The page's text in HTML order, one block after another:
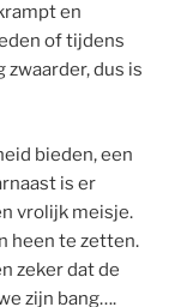
en
of tijdens
zwaarder, dus is
bieden, een
is er
vrolijk meisje.
heen te zetten.
zeker dat de
zijn bang….